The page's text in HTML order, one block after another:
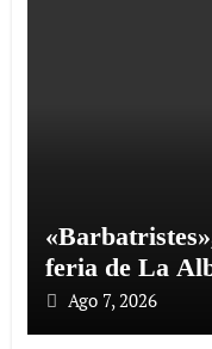
feria de La
Ago 7, 2026